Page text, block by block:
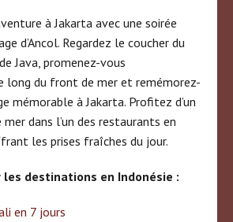
à Jakarta avec une soirée
d’Ancol. Regardez le coucher du
Java, promenez-vous
long du front de mer et remémorez-
mémorable à Jakarta. Profitez d’un
dans l’un des restaurants en
les prises fraîches du jour.
destinations en Indonésie :
en 7 jours